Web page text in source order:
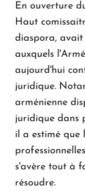
En ouverture
Haut
diaspora, avait
auxquels
aujourd'hui
juridique.
arménienne
juridique dans
il a estimé que
s'avère tout à
résoudre.